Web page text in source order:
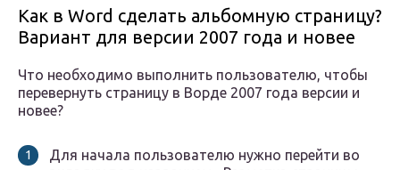
Как в Word сделать альбомную страницу?
Вариант для версии 2007 года и новее
Что необходимо выполнить пользователю, чтобы
перевернуть страницу в Ворде 2007 года версии и
новее?
Для начала пользователю нужно перейти во